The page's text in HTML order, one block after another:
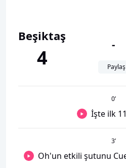
Beşiktaş
4
-
Paylaş
0’
İşte ilk
3’
Oh'un etkili şutunu